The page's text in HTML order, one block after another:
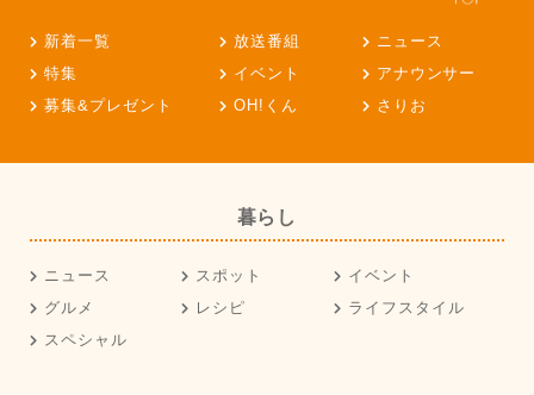
新着一覧 放送番組
ニュース
特集
イベント
アナウンサー
募集&プレゼント
OH!くん さりお
暮らし
ニュース スポット
イベント
グルメ
レシピ
ライフスタイル
スペシャル